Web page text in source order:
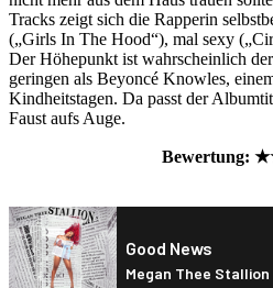
Tracks zeigt sich die Rapperin
(„Girls In The Hood“), mal sexy
Der Höhepunkt ist wahrscheinlich
geringen als Beyoncé Knowles,
Kindheitstagen. Da passt der
Faust aufs Auge.
Bewertung: